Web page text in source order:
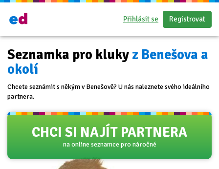
Přihlásit se Registrovat
Seznamka pro kluky z Benešova a
okolí
Chcete seznámit s někým v Benešově? U nás naleznete svého ideálního
partnera.
CHCI SI NAJÍT PARTNERA
na online seznamce pro náročné